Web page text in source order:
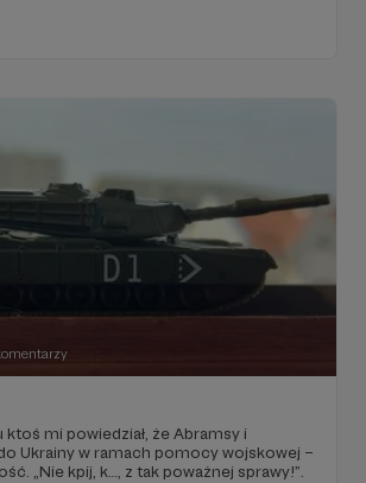
mi powiedział, że Abramsy i
Ukrainy w ramach pomocy wojskowej –
„Nie kpij, k…, z tak poważnej sprawy!”.